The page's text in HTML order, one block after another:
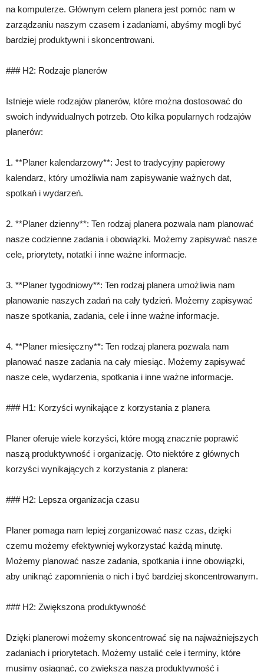
na komputerze. Głównym celem planera jest pomóc nam w
zarządzaniu naszym czasem i zadaniami, abyśmy mogli być
bardziej produktywni i skoncentrowani.
### H2: Rodzaje planerów
Istnieje wiele rodzajów planerów, które można dostosować do
swoich indywidualnych potrzeb. Oto kilka popularnych rodzajów
planerów:
1. **Planer kalendarzowy**: Jest to tradycyjny papierowy
kalendarz, który umożliwia nam zapisywanie ważnych dat,
spotkań i wydarzeń.
2. **Planer dzienny**: Ten rodzaj planera pozwala nam planować
nasze codzienne zadania i obowiązki. Możemy zapisywać nasze
cele, priorytety, notatki i inne ważne informacje.
3. **Planer tygodniowy**: Ten rodzaj planera umożliwia nam
planowanie naszych zadań na cały tydzień. Możemy zapisywać
nasze spotkania, zadania, cele i inne ważne informacje.
4. **Planer miesięczny**: Ten rodzaj planera pozwala nam
planować nasze zadania na cały miesiąc. Możemy zapisywać
nasze cele, wydarzenia, spotkania i inne ważne informacje.
### H1: Korzyści wynikające z korzystania z planera
Planer oferuje wiele korzyści, które mogą znacznie poprawić
naszą produktywność i organizację. Oto niektóre z głównych
korzyści wynikających z korzystania z planera:
### H2: Lepsza organizacja czasu
Planer pomaga nam lepiej zorganizować nasz czas, dzięki
czemu możemy efektywniej wykorzystać każdą minutę.
Możemy planować nasze zadania, spotkania i inne obowiązki,
aby uniknąć zapomnienia o nich i być bardziej skoncentrowanym.
### H2: Zwiększona produktywność
Dzięki planerowi możemy skoncentrować się na najważniejszych
zadaniach i priorytetach. Możemy ustalić cele i terminy, które
musimy osiągnąć, co zwiększa naszą produktywność i